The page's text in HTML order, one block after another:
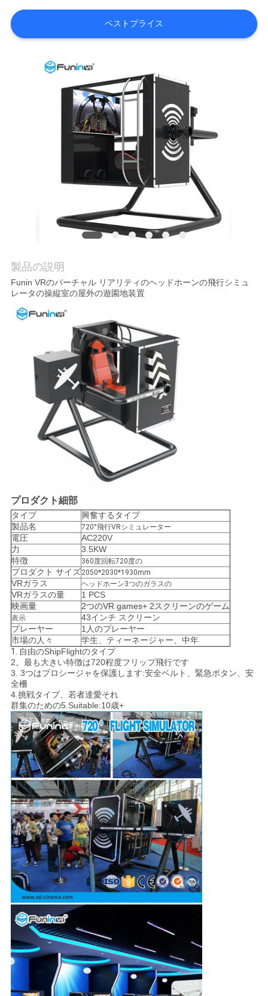
は
お
問
ス
ケ
ー
ス
地
図
PRIVACY
POLICY
ベストプライス
製品の説明
Funin VRのバーチャル リアリティのヘッドホーンの飛行シミュ
レータの操縦室の屋外の遊園地装置
プロダクト細部
タイプ
興奮するタイプ
製品名
720°飛行VRシミュレーター
電圧
AC220V
力
3.5KW
特徴
360度回転720度の
プロダクト サイズ2050*2030*1930mm
VRガラス ヘッドホーン3つのガラスの
VRガラスの量
1 PCS
映画量
2つのVR games+ 2スクリーンのゲーム
表示
43インチ スクリーン
プレーヤー
1人のプレーヤー
市場の人々
学生、ティーネージャー、中年
1. 自由のShipFlightのタイプ
2。最も大きい特徴は720程度フリップ飛行です
3. 3つはプロシージャを保護します:安全ベルト、緊急ボタン、安
全柵
4.挑戦タイプ、若者達愛それ
群集のための5.Suitable:10歳+